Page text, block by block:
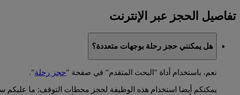
تفاصيل الحجز عبر الإنترنت
هل يمكنني حجز رحلة بوجهات متعددة؟
نعم، باستخدام أداة "البحث المتقدم" في صفحة "حجز رحلة".
يمكنكم أيضا استخدام هذه الوظيفة لحجز محطات التوقف: ما